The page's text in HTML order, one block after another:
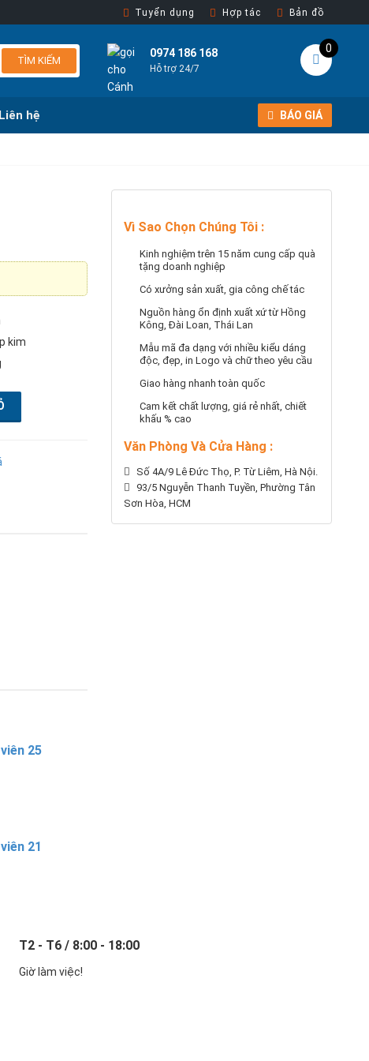
Tuyển dụng Hợp tác Bản đồ
TÌM KIẾM
0
0974 186 168
Hỗ trợ 24/7
Liên hệ BÁO GIÁ
kim
25
21
Vì Sao Chọn Chúng Tôi :
Kinh nghiệm trên 15 năm cung cấp quà
tặng doanh nghiệp
Có xưởng sản xuất, gia công chế tác
Nguồn hàng ổn định xuất xứ từ Hồng
Kông, Đài Loan, Thái Lan
Mẫu mã đa dạng với nhiều kiểu dáng
độc, đẹp, in Logo và chữ theo yêu cầu
Giao hàng nhanh toàn quốc
Cam kết chất lượng, giá rẻ nhất, chiết
khấu % cao
Văn Phòng Và Cửa Hàng :
Số 4A/9 Lê Đức Thọ, P. Từ Liêm, Hà Nội.
93/5 Nguyễn Thanh Tuyền, Phường Tân
Sơn Hòa, HCM
T2 - T6 / 8:00 - 18:00
Giờ làm việc!